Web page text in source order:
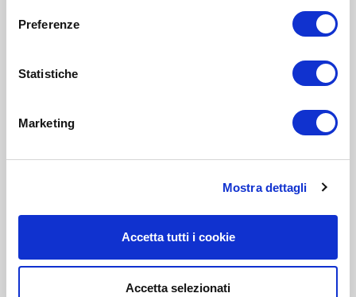
Preferenze
Statistiche
Marketing
Mostra dettagli
Accetta tutti i cookie
Accetta selezionati